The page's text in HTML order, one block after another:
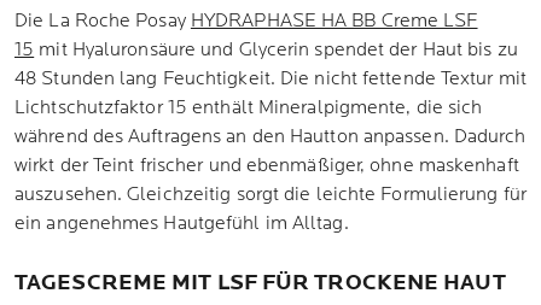
Die La Roche Posay HYDRAPHASE HA BB Creme LSF
15 mit Hyaluronsäure und Glycerin spendet der Haut bis zu
48 Stunden lang Feuchtigkeit. Die nicht fettende Textur mit
Lichtschutzfaktor 15 enthält Mineralpigmente, die sich
während des Auftragens an den Hautton anpassen. Dadurch
wirkt der Teint frischer und ebenmäßiger, ohne maskenhaft
auszusehen. Gleichzeitig sorgt die leichte Formulierung für
ein angenehmes Hautgefühl im Alltag.
TAGESCREME MIT LSF FÜR TROCKENE HAUT